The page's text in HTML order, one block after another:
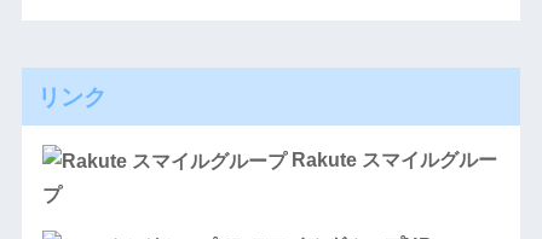
リンク
Rakute スマイルグルー
プ